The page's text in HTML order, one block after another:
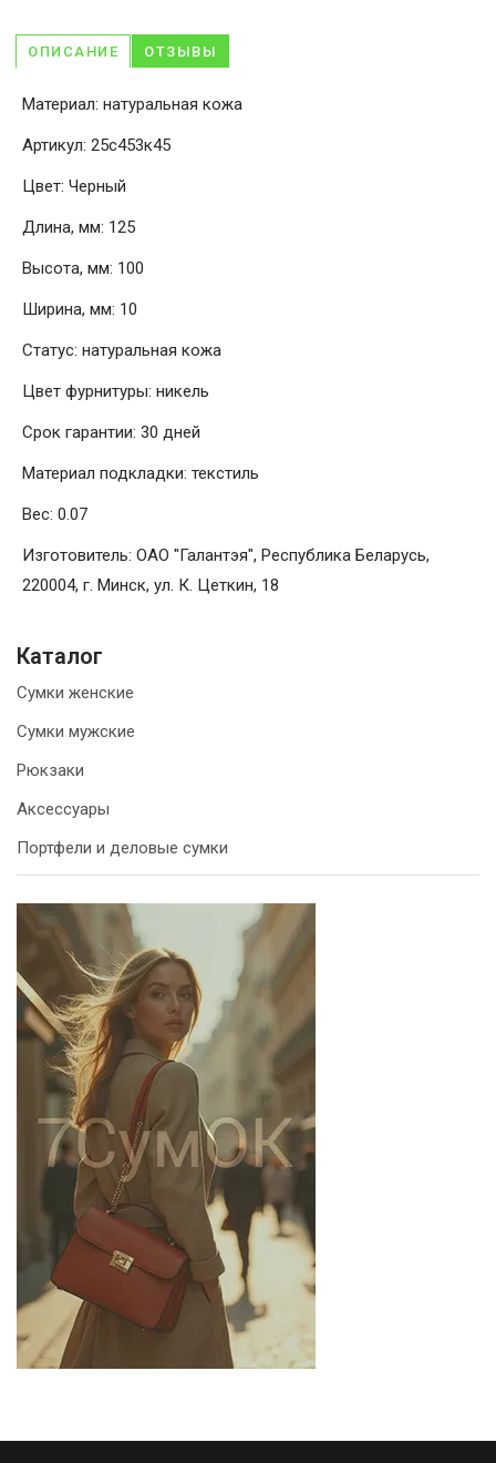
ОПИСАНИЕ ОТЗЫВЫ
Материал: натуральная кожа
Артикул: 25с453к45
Цвет: Черный
Длина, мм: 125
Высота, мм: 100
Ширина, мм: 10
Статус: натуральная кожа
Цвет фурнитуры: никель
Срок гарантии: 30 дней
Материал подкладки: текстиль
Вес: 0.07
Изготовитель: ОАО "Галантэя", Республика Беларусь,
220004, г. Минск, ул. К. Цеткин, 18
Каталог
Сумки женские
Сумки мужские
Рюкзаки
Аксессуары
Портфели и деловые сумки